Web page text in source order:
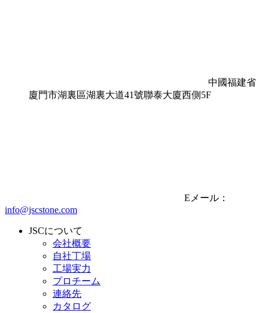
中國福建省
廈門市湖裏區湖裏大道41號聯泰大廈西側5F
Eメール：
info@jscstone.com
JSCについて
会社概要
自社丁場
工場実力
プロチーム
連絡先
カタログ